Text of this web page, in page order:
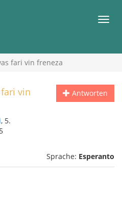
fari vin freneza
Antworten
vin
, 5.
Sprache: Esperanto